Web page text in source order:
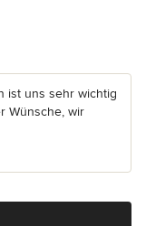
ist uns sehr wichtig
Wünsche, wir